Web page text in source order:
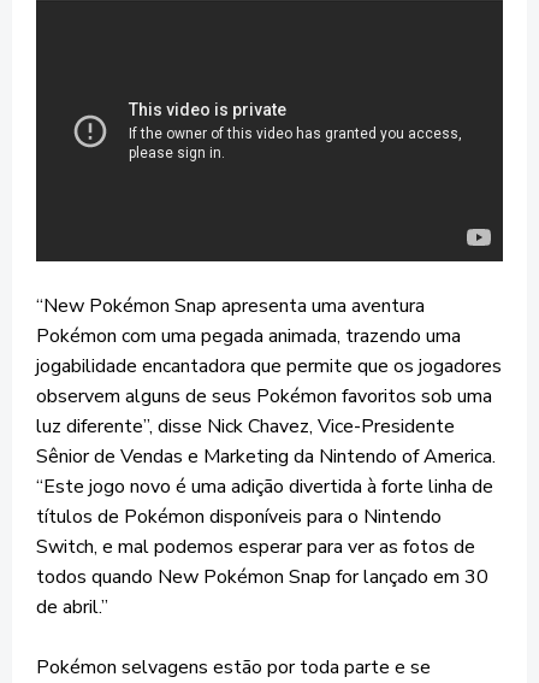
“New Pokémon Snap apresenta uma aventura
Pokémon com uma pegada animada, trazendo uma
jogabilidade encantadora que permite que os jogadores
observem alguns de seus Pokémon favoritos sob uma
luz diferente”, disse Nick Chavez, Vice-Presidente
Sênior de Vendas e Marketing da Nintendo of America.
“Este jogo novo é uma adição divertida à forte linha de
títulos de Pokémon disponíveis para o Nintendo
Switch, e mal podemos esperar para ver as fotos de
todos quando New Pokémon Snap for lançado em 30
de abril.”
Pokémon selvagens estão por toda parte e se